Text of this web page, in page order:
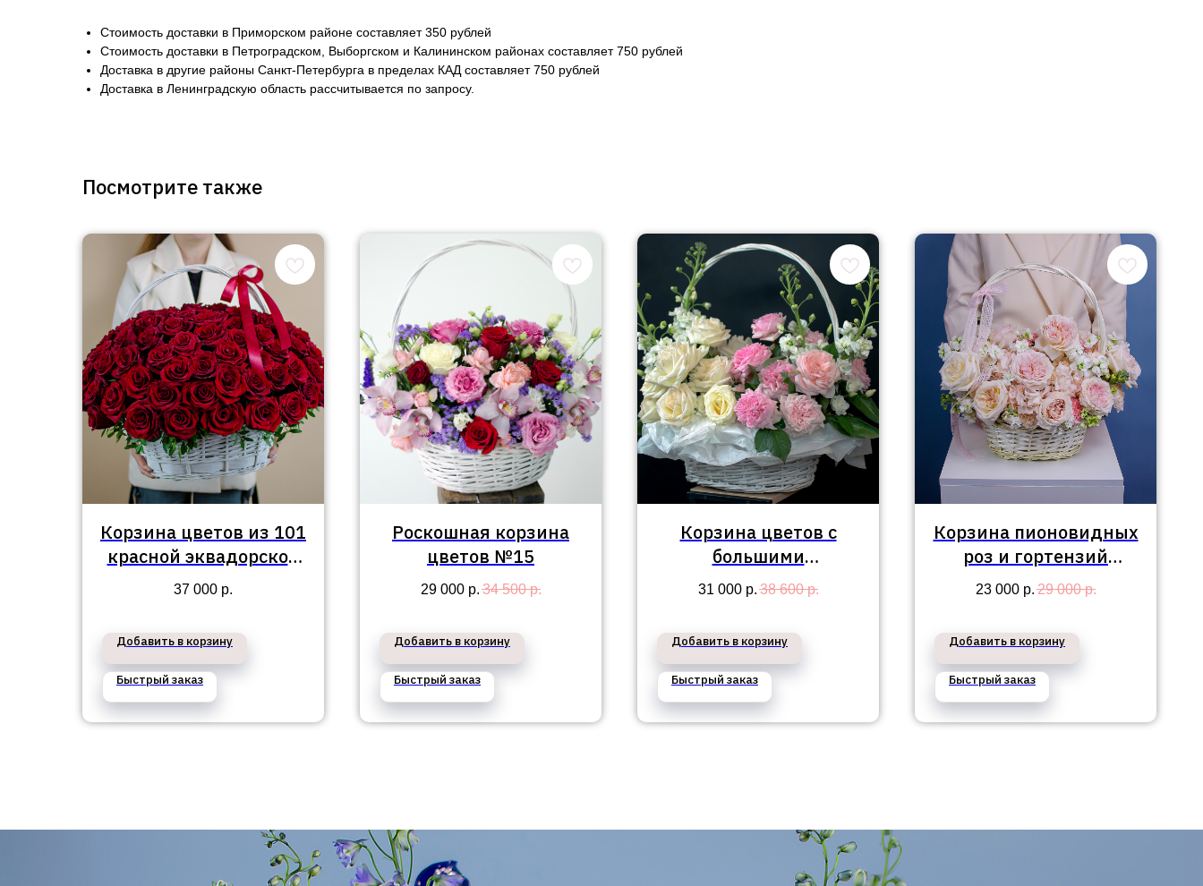
Стоимость доставки в Приморском районе составляет 350 рублей
Стоимость доставки в Петроградском, Выборгском и Калининском районах составляет 750 рублей
Доставка в другие районы Санкт-Петербурга в пределах КАД составляет 750 рублей
Доставка в Ленинградскую область рассчитывается по запросу.
Посмотрите также
Корзина цветов из 101
красной эквадорской
розы
37 000 р.
Добавить в корзину
Быстрый заказ
Роскошная корзина
цветов №15
29 000 р. 34 500 р.
Добавить в корзину
Быстрый заказ
Корзина цветов с
большими
пионовидными
розами разных сортов
№26
31 000 р. 38 600 р.
Добавить в корзину
Быстрый заказ
Корзина пионовидных
роз и гортензий
"Искья"
23 000 р. 29 000 р.
Добавить в корзину
Быстрый заказ